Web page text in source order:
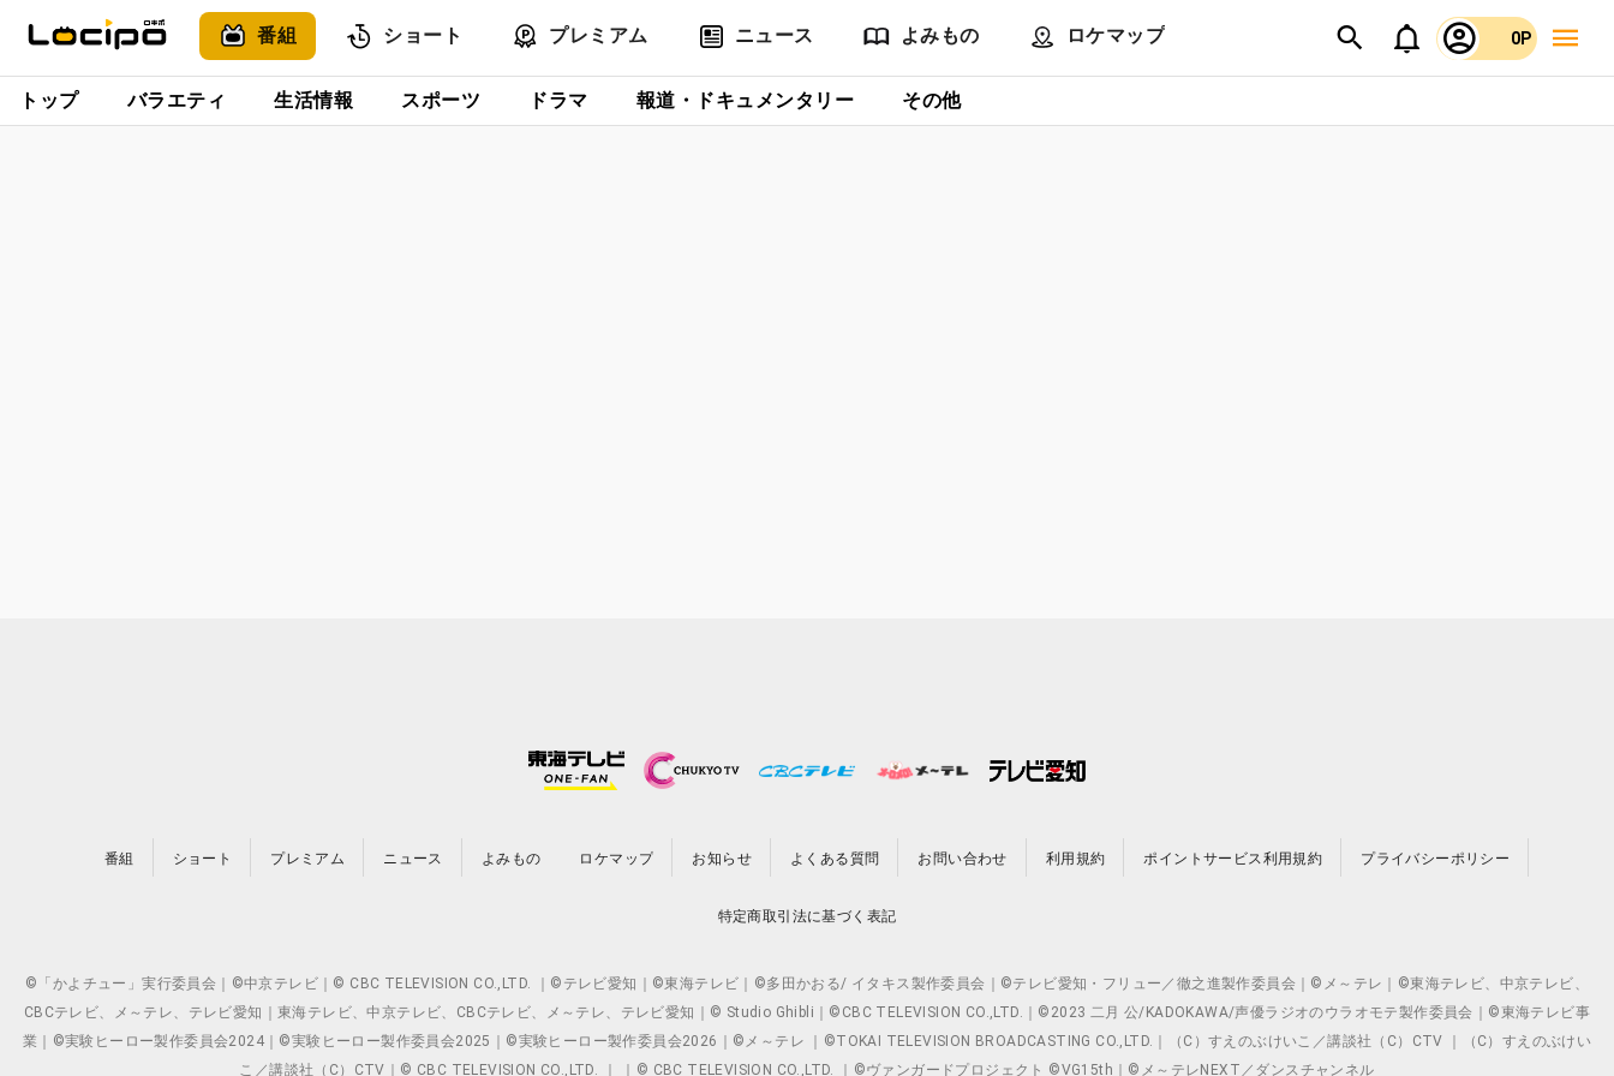
番組 ショート プレミアム ニュース よみもの ロケマップ 0P
トップ バラエティ 生活情報 スポーツ ドラマ 報道・ドキュメンタリー その他
番組 ショート プレミアム ニュース よみもの ロケマップ お知らせ よくある質問 お問い合わせ 利用規約 ポイントサービス利用規約 プライバシーポリシー
特定商取引法に基づく表記
©「かよチュー」実行委員会｜©中京テレビ｜© CBC TELEVISION CO.,LTD. ｜©テレビ愛知｜©東海テレビ｜©多田かおる/ イタキス製作委員会｜©テレビ愛知・フリュー／徹之進製作委員会｜©メ～テレ｜©東海テレビ、中京テレビ、
CBCテレビ、メ～テレ、テレビ愛知｜東海テレビ、中京テレビ、CBCテレビ、メ～テレ、テレビ愛知｜© Studio Ghibli｜©CBC TELEVISION CO.,LTD.｜©2023 二月 公/KADOKAWA/声優ラジオのウラオモテ製作委員会｜©東海テレビ事
業｜©実験ヒーロー製作委員会2024｜©実験ヒーロー製作委員会2025｜©実験ヒーロー製作委員会2026｜©メ～テレ ｜©TOKAI TELEVISION BROADCASTING CO.,LTD.｜（C）すえのぶけいこ／講談社（C）CTV ｜（C）すえのぶけい
こ／講談社（C）CTV｜© CBC TELEVISION CO.,LTD. ｜ ｜© CBC TELEVISION CO.,LTD. ｜©ヴァンガードプロジェクト ©VG15th｜©メ～テレNEXT／ダンスチャンネル